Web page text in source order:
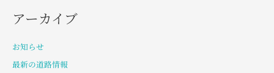
アーカイブ
お知らせ
最新の道路情報